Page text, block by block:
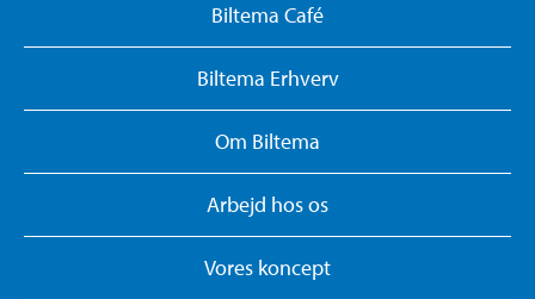
Biltema Café
Biltema Erhverv
Om Biltema
Arbejd hos os
Vores koncept